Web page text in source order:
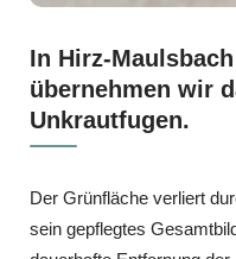
In Hirz-
übernehmen wir
Unkrautfugen.
Der Grünfläche verliert
sein gepflegtes